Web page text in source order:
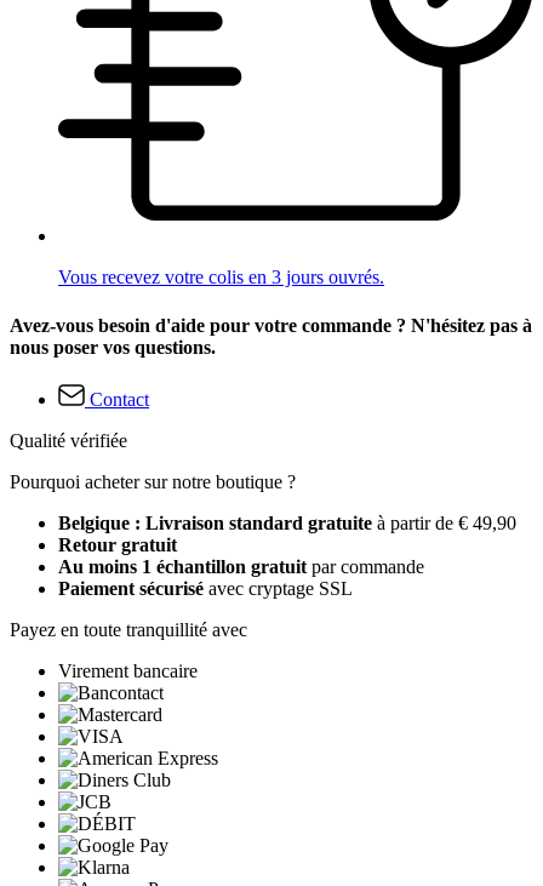
Vous recevez votre colis en 3 jours ouvrés.
Avez-vous besoin d'aide pour votre commande ? N'hésitez pas à
nous poser vos questions.
Contact
Qualité vérifiée
Pourquoi acheter sur notre boutique ?
Belgique : Livraison standard gratuite à partir de € 49,90
Retour gratuit
Au moins 1 échantillon gratuit par commande
Paiement sécurisé avec cryptage SSL
Payez en toute tranquillité avec
Virement bancaire